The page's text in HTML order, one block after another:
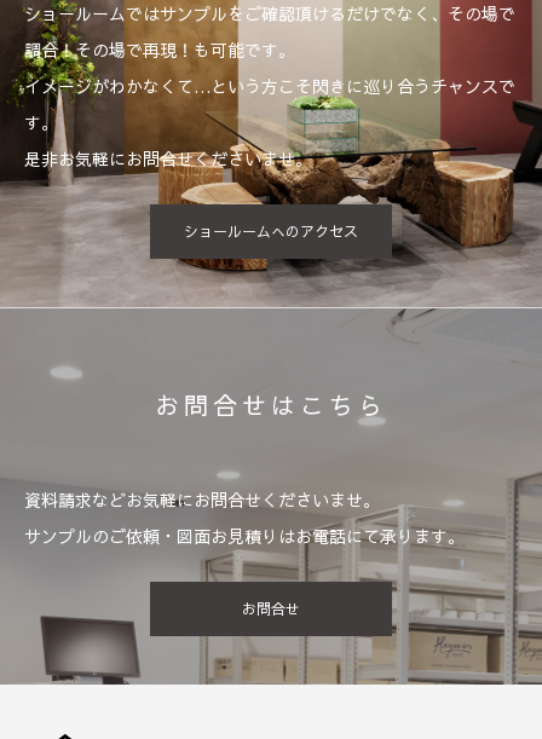
ショールームではサンプルをご確認頂けるだけでなく、その場で
調合！その場で再現！も可能です。
イメージがわかなくて…という方こそ閃きに巡り合うチャンスで
す。
是非お気軽にお問合せくださいませ。
ショールームへのアクセス
お問合せはこちら
資料請求などお気軽にお問合せくださいませ。
サンプルのご依頼・図面お見積りはお電話にて承ります。
お問合せ